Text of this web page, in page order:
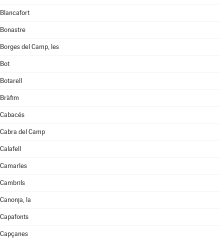
Blancafort
Bonastre
Borges del Camp, les
Bot
Botarell
Bràfim
Cabacés
Cabra del Camp
Calafell
Camarles
Cambrils
Canonja, la
Capafonts
Capçanes